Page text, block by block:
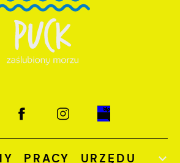
PRACY URZĘDU